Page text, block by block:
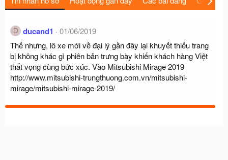
D ducand1
01/06/2019
Thế nhưng, lô xe mới về đại lý gần đây lại khuyết thiếu trang
bị không khác gì phiên bản trưng bày khiến khách hàng Việt
thất vọng cùng bức xúc. Vào Mitsubishi Mirage 2019
http://www.mitsubishi-trungthuong.com.vn/mitsubishi-
mirage/mitsubishi-mirage-2019/